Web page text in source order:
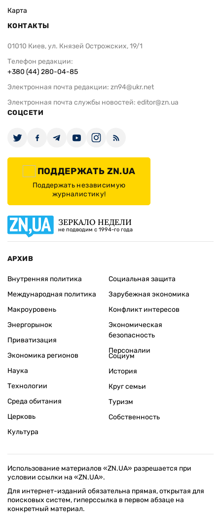
Карта
КОНТАКТЫ
01010 Киев, ул. Князей Острожских, 19/1
Телефон редакции:
+380 (44) 280-04-85
Электронная почта редакции: zn94@ukr.net
Электронная почта службы новостей: editor@zn.ua
СОЦСЕТИ
ПОДДЕРЖАТЬ ZN.UA
Поддержать независимую
журналистику!
ЗЕРКАЛО НЕДЕЛИ
не подводим с 1994-го года
АРХИВ
Внутренняя политика
Международная политика
Макроуровень
Энергорынок
Приватизация
Экономика регионов
Социальная защита
Зарубежная экономика
Конфликт интересов
Экономическая
безопасность
Персоналии
Наука
Технологии
Среда обитания
Церковь
Культура
Социум
История
Круг семьи
Туризм
Собственность
Использование материалов «ZN.UA» разрешается при
условии ссылки на «ZN.UA».
Для интернет-изданий обязательна прямая, открытая для
поисковых систем, гиперссылка в первом абзаце на
конкретный материал.